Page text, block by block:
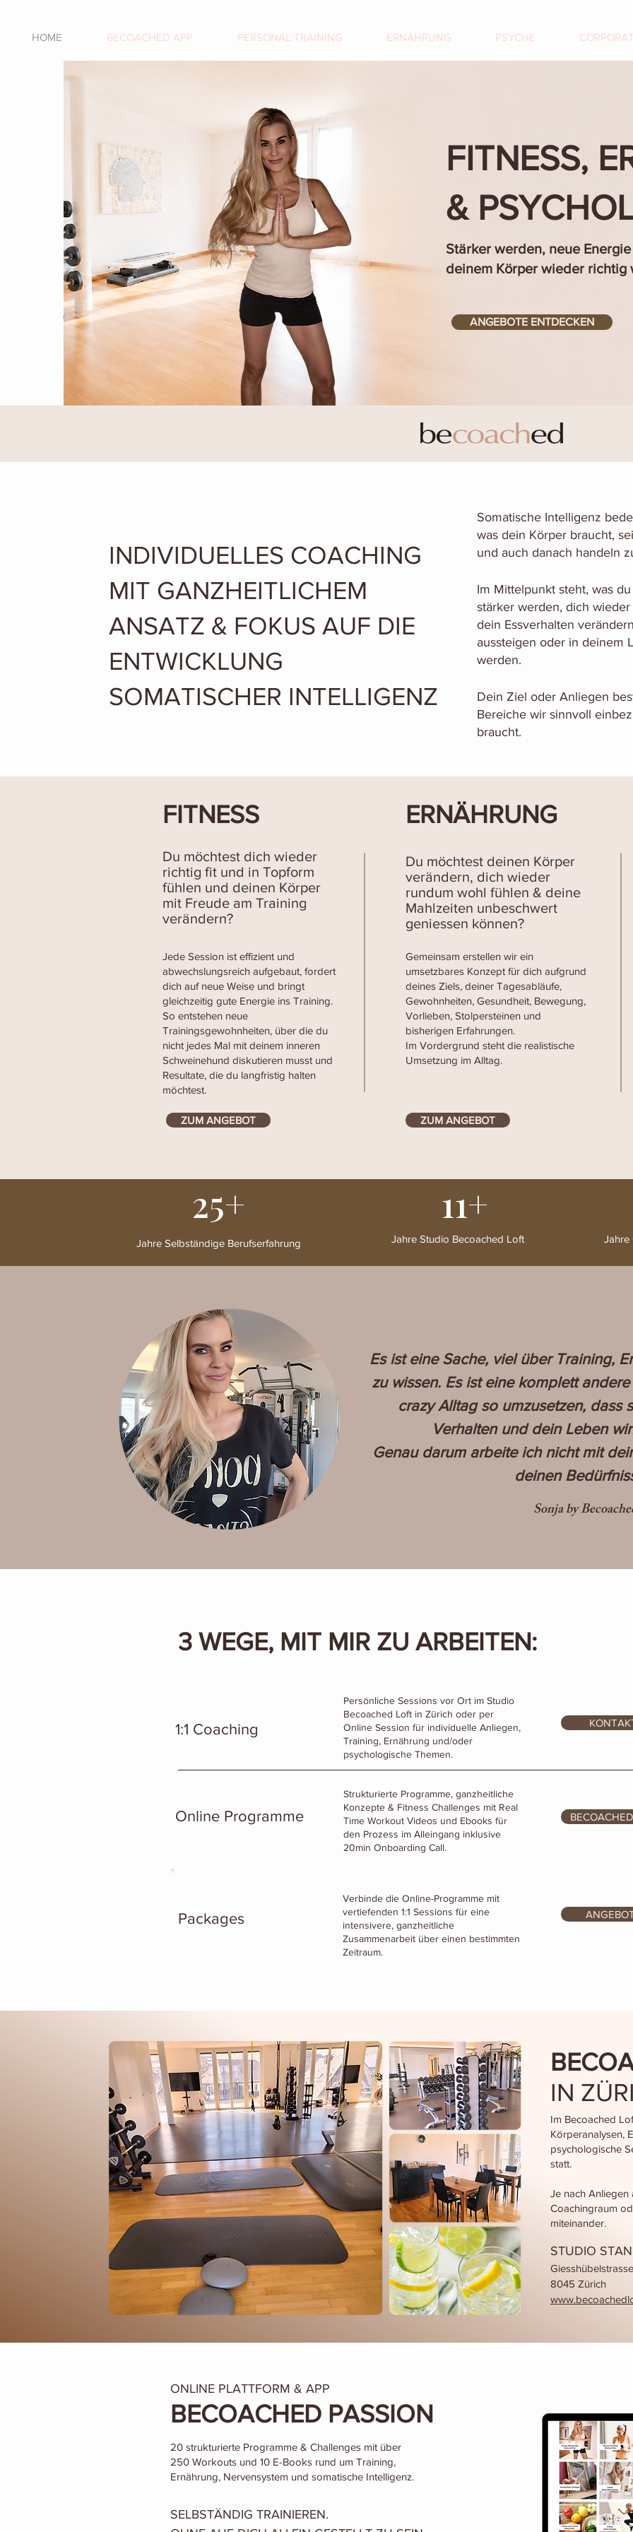
HOME BECOACHED APP PERSONAL TRAINING ERNÄHRUNG PSYCHE
FITNESS,
&
Stärker werden, neue
deinem Körper wieder richtig
ANGEBOTE ENTDECKEN
INDIVIDUELLES COACHING
MIT GANZHEITLICHEM
ANSATZ & FOKUS AUF DIE
ENTWICKLUNG
SOMATISCHER INTELLIGENZ
Somatische Intelligenz
was dein Körper braucht,
und auch danach handeln
Im Mittelpunkt steht, was
stärker werden, dich
dein Essverhalten
aussteigen oder in deinem
werden.
Dein Ziel oder Anliegen
Bereiche wir sinnvoll
braucht.
FITNESS
Du möchtest dich wieder
richtig fit und in Topform
fühlen und deinen Körper
mit Freude am Training
verändern?
ERNÄHRUNG
Du möchtest deinen Körper
verändern, dich wieder
rundum wohl fühlen & deine
Mahlzeiten unbeschwert
geniessen können?
Jede Session ist effizient und
abwechslungsreich aufgebaut, fordert
dich auf neue Weise und bringt
gleichzeitig gute Energie ins Training.
So entstehen neue
Trainingsgewohnheiten, über die du
nicht jedes Mal mit deinem inneren
Schweinehund diskutieren musst und
Resultate, die du langfristig halten
möchtest.
Gemeinsam erstellen wir ein
umsetzbares Konzept für dich aufgrund
deines Ziels, deiner Tagesabläufe,
Gewohnheiten, Gesundheit, Bewegung,
Vorlieben, Stolpersteinen und
bisherigen Erfahrungen.
Im Vordergrund steht die realistische
Umsetzung im Alltag.
ZUM ANGEBOT ZUM ANGEBOT
25+
Jahre Selbständige Berufserfahrung
11+
Jahre Studio Becoached Loft Jahre
Es ist eine Sache, viel über Training,
zu wissen. Es ist eine komplett
crazy Alltag so umzusetzen, dass
Verhalten und dein Leben
Genau darum arbeite ich nicht mit
deinen
Sonja by
3 WEGE, MIT MIR ZU ARBEITEN:
1:1 Coaching
Persönliche Sessions vor Ort im Studio
Becoached Loft in Zürich oder per
Online Session für individuelle Anliegen,
Training, Ernährung und/oder
psychologische Themen.
Online Programme
Strukturierte Programme, ganzheitliche
Konzepte & Fitness Challenges mit Real
Time Workout Videos und Ebooks für
den Prozess im Alleingang inklusive
20min Onboarding Call.
Packages
Verbinde die Online-Programme mit
vertiefenden 1:1 Sessions für eine
intensivere, ganzheitliche
Zusammenarbeit über einen bestimmten
Zeitraum.
IN
Im Becoached
Körperanalysen,
psychologische
statt.
Je nach Anliegen
Coachingraum
miteinander.
STUDIO
8045 Zürich
ONLINE PLATTFORM & APP
BECOACHED PASSION
20 strukturierte Programme & Challenges mit über
250 Workouts und 10 E-Books rund um Training,
Ernährung, Nervensystem und somatische Intelligenz.
SELBSTÄNDIG TRAINIEREN.